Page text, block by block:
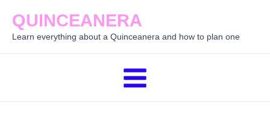
content
QUINCEANERA
Learn everything about a Quinceanera and how to plan one
Main